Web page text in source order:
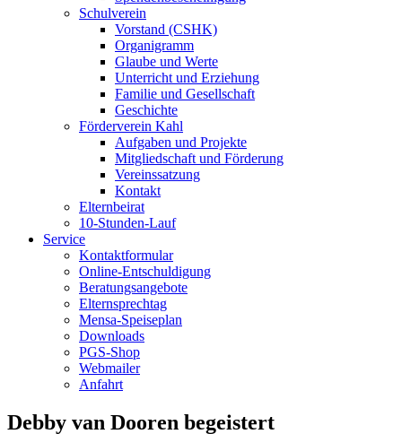
Schulverein
Vorstand (CSHK)
Organigramm
Glaube und Werte
Unterricht und Erziehung
Familie und Gesellschaft
Geschichte
Förderverein Kahl
Aufgaben und Projekte
Mitgliedschaft und Förderung
Vereinssatzung
Kontakt
Elternbeirat
10-Stunden-Lauf
Service
Kontaktformular
Online-Entschuldigung
Beratungsangebote
Elternsprechtag
Mensa-Speiseplan
Downloads
PGS-Shop
Webmailer
Anfahrt
Debby van Dooren begeistert